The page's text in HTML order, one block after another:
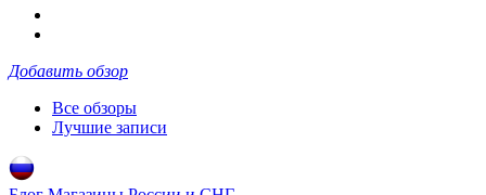
Добавить обзор
Все обзоры
Лучшие записи